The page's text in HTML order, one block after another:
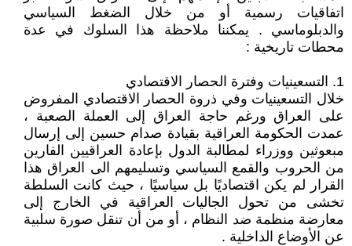
اتفاقيات رسمية أو من خلال الضغط السياسي
والدبلوماسي . يمكننا ملاحظة هذا السلوك في عدة
محطات تاريخية :
1. التسعينيات وفترة الحصار الاقتصادي
خلال التسعينيات وفي ذروة الحصار الاقتصادي المفروض
على العراق ورغم حاجة العراق إلى العملة الصعبة ،
عمدت الحكومة العراقية بقيادة صدام حسين إلى إرسال
مبعوثين ووزراء لمطالبة الدول بإعادة العراقيين الفارين
من الحروب والقمع السياسي وتسليمهم الى العراق هذا
القرار لم يكن اقتصاديًا بل سياسيًا ، حيث كانت السلطة
تخشى من تحول الجاليات العراقية في الخارج إلى
معارضة منظمة ضد النظام ، أو من أن تنقل صورة سلبية
عن الأوضاع الداخلية .